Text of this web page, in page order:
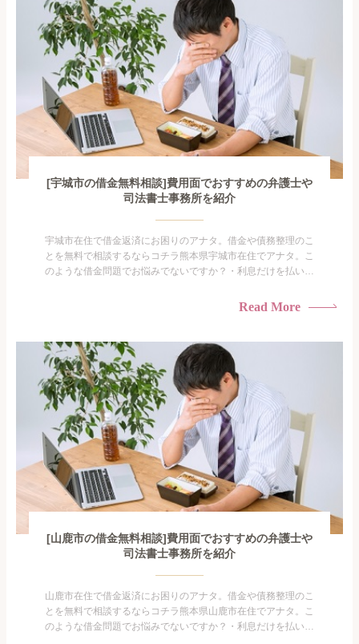
[宇城市の借金無料相談]費用面でおすすめの弁護士や
司法書士事務所を紹介
宇城市在住で借金返済にお困りのアナタ。借金や債務整理のこ
とを無料で相談するならコチラ熊本県宇城市在住でアナタ。こ
のような借金問題でお悩みでないですか？・利息だけを払い続
られたくない・借金の催促、取り立てで憂鬱になる。・闇金に
がありま...
Read More
[山鹿市の借金無料相談]費用面でおすすめの弁護士や
司法書士事務所を紹介
山鹿市在住で借金返済にお困りのアナタ。借金や債務整理のこ
とを無料で相談するならコチラ熊本県山鹿市在住でアナタ。こ
のような借金問題でお悩みでないですか？・利息だけを払い続